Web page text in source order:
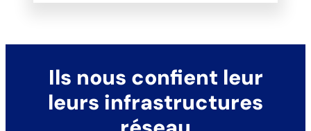
Ils nous confient leur
leurs infrastructures